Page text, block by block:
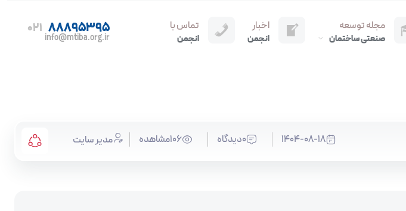
مجله توسعه
صنعتی ساختمان
اخبار
انجمن
تماس با
انجمن
021 88895395
info@mtiba.org.ir
1404-08-18 0دیدگاه 106مشاهده مدیر سایت